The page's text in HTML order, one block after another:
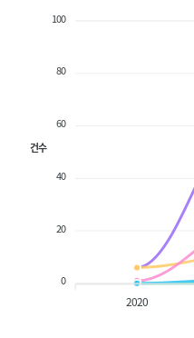
100
80
60
40
20
0
건수
2020